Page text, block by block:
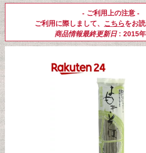
- ご利用上の注意 -
ご利用に際しまして、 こちらをお
商品情報最終更新日: 2015年